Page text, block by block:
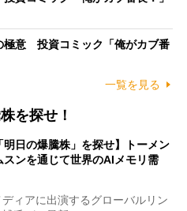
極意 投資コミック「俺がカブ番
一覧を見る
を探せ！
明日の爆騰株」を探せ】トーメン
スンを通じて世界のAIメモリ需
ィアに出演するグローバルリン